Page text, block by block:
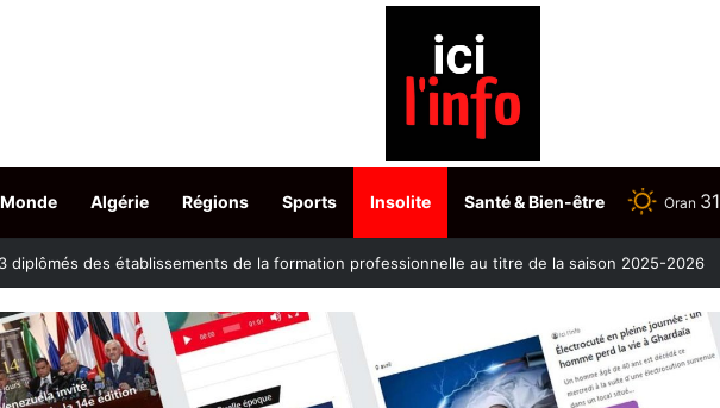
Monde Algérie Régions Sports Insolite Santé & Bien-être Oran 31
diplômés des établissements de la formation professionnelle au titre de la saison 2025-2026